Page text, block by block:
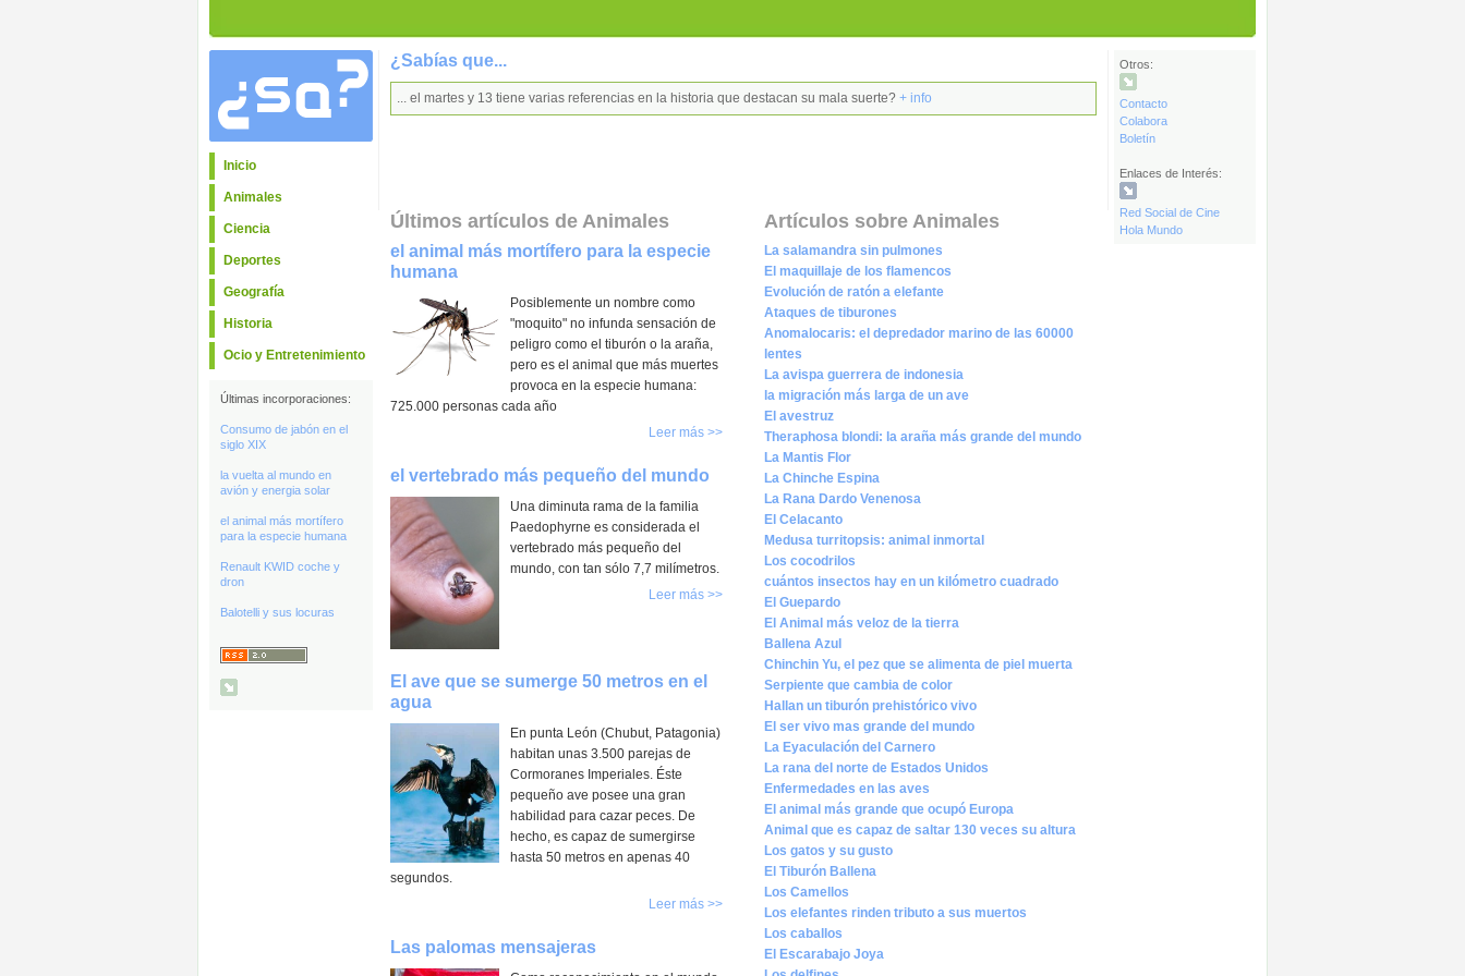
Otros:
Contacto
Colabora
Boletín
Enlaces de Interés:
Red Social de Cine
Hola Mundo
Inicio
Animales
Ciencia
Deportes
Geografía
Historia
Ocio y Entretenimiento
Últimas incorporaciones:
Consumo de jabón en el
siglo XIX
la vuelta al mundo en
avión y energia solar
el animal más mortífero
para la especie humana
Renault KWID coche y
dron
Balotelli y sus locuras
¿Sabías que...
... el martes y 13 tiene varias referencias en la historia que destacan su mala suerte? + info
Últimos artículos de Animales
el animal más mortífero para la especie
humana
Posiblemente un nombre como
"moquito" no infunda sensación de
peligro como el tiburón o la araña,
pero es el animal que más muertes
provoca en la especie humana:
725.000 personas cada año
Leer más >>
el vertebrado más pequeño del mundo
Una diminuta rama de la familia
Paedophyrne es considerada el
vertebrado más pequeño del
mundo, con tan sólo 7,7 milímetros.
Leer más >>
El ave que se sumerge 50 metros en el
agua
En punta León (Chubut, Patagonia)
habitan unas 3.500 parejas de
Cormoranes Imperiales. Éste
pequeño ave posee una gran
habilidad para cazar peces. De
hecho, es capaz de sumergirse
hasta 50 metros en apenas 40
segundos.
Leer más >>
Las palomas mensajeras
Artículos sobre Animales
La salamandra sin pulmones
El maquillaje de los flamencos
Evolución de ratón a elefante
Ataques de tiburones
Anomalocaris: el depredador marino de las 60000
lentes
La avispa guerrera de indonesia
la migración más larga de un ave
El avestruz
Theraphosa blondi: la araña más grande del mundo
La Mantis Flor
La Chinche Espina
La Rana Dardo Venenosa
El Celacanto
Medusa turritopsis: animal inmortal
Los cocodrilos
cuántos insectos hay en un kilómetro cuadrado
El Guepardo
El Animal más veloz de la tierra
Ballena Azul
Chinchin Yu, el pez que se alimenta de piel muerta
Serpiente que cambia de color
Hallan un tiburón prehistórico vivo
El ser vivo mas grande del mundo
La Eyaculación del Carnero
La rana del norte de Estados Unidos
Enfermedades en las aves
El animal más grande que ocupó Europa
Animal que es capaz de saltar 130 veces su altura
Los gatos y su gusto
El Tiburón Ballena
Los Camellos
Los elefantes rinden tributo a sus muertos
Los caballos
El Escarabajo Joya